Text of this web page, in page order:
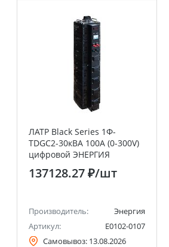
ЛАТР Black Series 1Ф-
TDGC2-30кВА 100А (0-300V)
цифровой ЭНЕРГИЯ
137128.27 ₽/шт
Производитель:
Энергия
Артикул:
Е0102-0107
Самовывоз: 13.08.2026